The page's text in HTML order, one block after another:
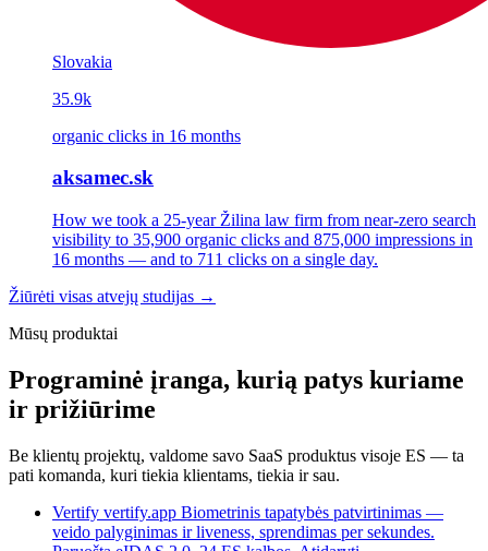
Slovakia
35.9k
organic clicks in 16 months
aksamec.sk
How we took a 25-year Žilina law firm from near-zero search
visibility to 35,900 organic clicks and 875,000 impressions in
16 months — and to 711 clicks on a single day.
Žiūrėti visas atvejų studijas →
Mūsų produktai
Programinė įranga, kurią patys kuriame
ir prižiūrime
Be klientų projektų, valdome savo SaaS produktus visoje ES — ta
pati komanda, kuri tiekia klientams, tiekia ir sau.
Vertify vertify.app Biometrinis tapatybės patvirtinimas —
veido palyginimas ir liveness, sprendimas per sekundes.